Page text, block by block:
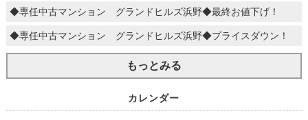
◆専任中古マンション グランドヒルズ浜野◆最終お値下げ！
◆専任中古マンション グランドヒルズ浜野◆プライスダウン！
もっとみる
カレンダー